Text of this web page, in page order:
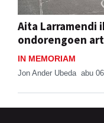
Aita Larramendi
ondorengoen
IN MEMORIAM
Jon Ander Ubeda abu